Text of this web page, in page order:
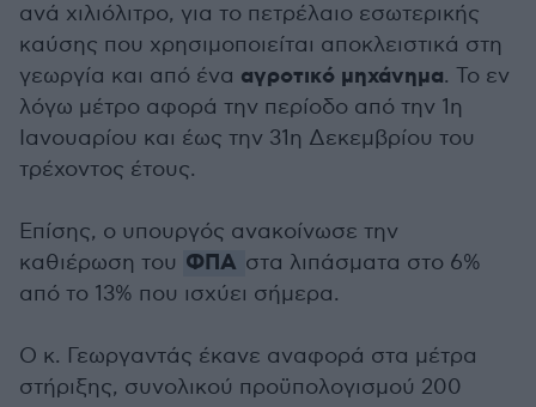
ανά χιλιόλιτρο, για το πετρέλαιο εσωτερικής
καύσης που χρησιμοποιείται αποκλειστικά στη
γεωργία και από ένα αγροτικό μηχάνημα. Το εν
λόγω μέτρο αφορά την περίοδο από την 1η
Ιανουαρίου και έως την 31η Δεκεμβρίου του
τρέχοντος έτους.
Επίσης, ο υπουργός ανακοίνωσε την
καθιέρωση του ΦΠΑ στα λιπάσματα στο 6%
από το 13% που ισχύει σήμερα.
Ο κ. Γεωργαντάς έκανε αναφορά στα μέτρα
στήριξης, συνολικού προϋπολογισμού 200